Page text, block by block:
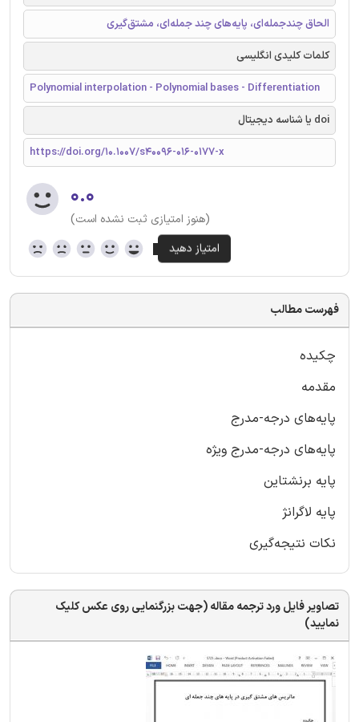
الحاق چندجمله‌ای، پایه‌های چند جمله‌ای، مشتق‌گیری
کلمات کلیدی انگلیسی
Polynomial interpolation - Polynomial bases - Differentiation
doi یا شناسه دیجیتال
https://doi.org/10.1007/s40096-016-0177-x
۰.۰
(هنوز امتیازی ثبت نشده است)
فهرست مطالب
چکیده
مقدمه
پایه‌های درجه-مدرج
پایه‌های درجه-مدرج ویژه
پایه برنشتاین
پایه لاگرانژ
نکات نتیجه‌گیری
تصاویر فایل ورد ترجمه مقاله (جهت بزرگنمایی روی عکس کلیک
نمایید)